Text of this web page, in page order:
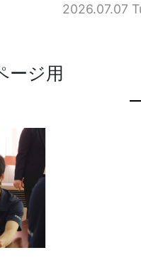
2026.07.07
ージ用